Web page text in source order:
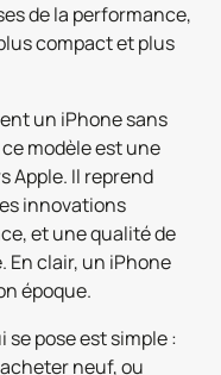
de la performance,
compact et plus
un iPhone sans
modèle est une
Apple. Il reprend
innovations
et une qualité de
clair, un iPhone
époque.
pose est simple :
neuf, ou